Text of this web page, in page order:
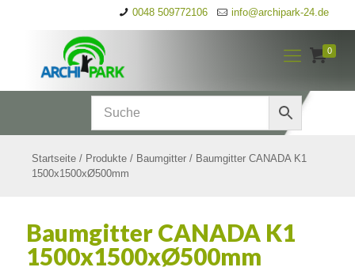
0048 509772106 info@archipark-24.de
0
Startseite / Produkte / Baumgitter / Baumgitter CANADA K1
1500x1500xØ500mm
Baumgitter CANADA K1
1500x1500xØ500mm